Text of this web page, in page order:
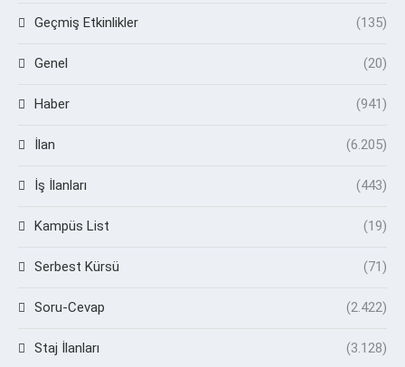
Geçmiş Etkinlikler (135)
Genel (20)
Haber (941)
İlan (6.205)
İş İlanları (443)
Kampüs List (19)
Serbest Kürsü (71)
Soru-Cevap (2.422)
Staj İlanları (3.128)